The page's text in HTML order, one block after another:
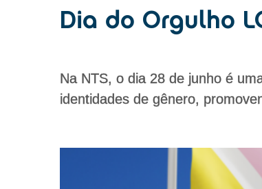
Dia do Orgulho
Na NTS, o dia 28 de junho é
identidades de gênero,